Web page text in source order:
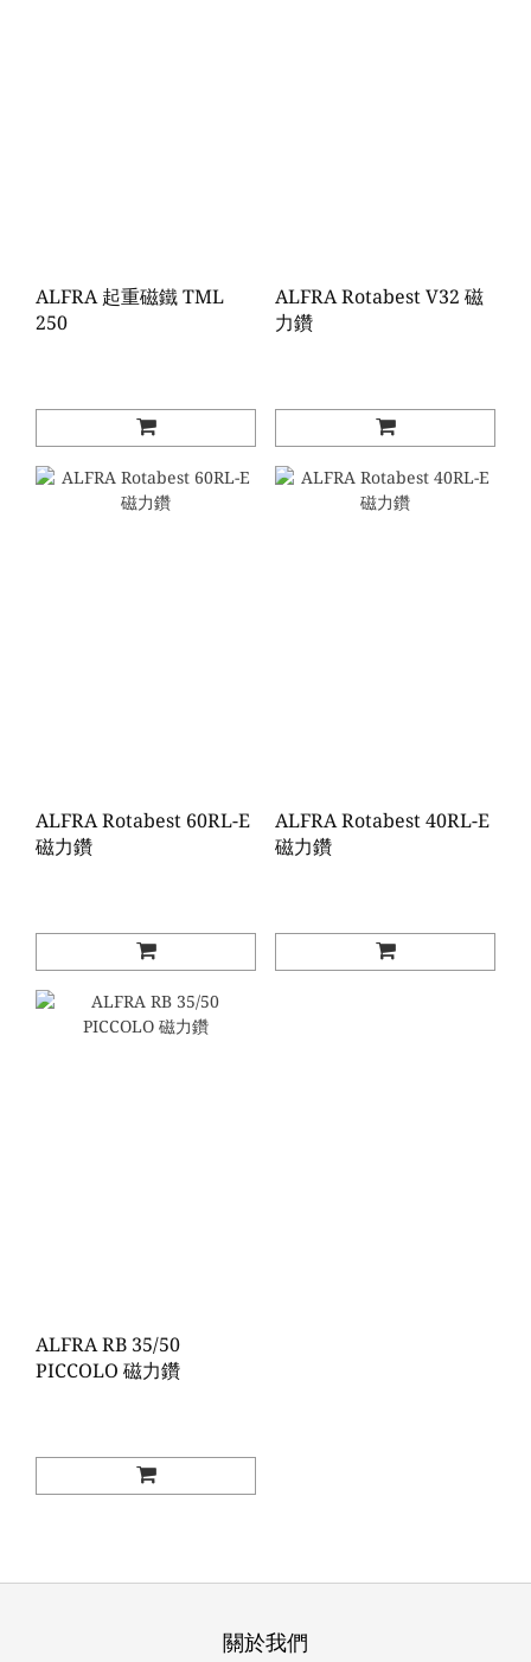
ALFRA 起重磁鐵 TML
250
ALFRA Rotabest V32 磁
力鑽
ALFRA Rotabest 60RL-E
磁力鑽
ALFRA Rotabest 40RL-E
磁力鑽
ALFRA RB 35/50
PICCOLO 磁力鑽
關於我們